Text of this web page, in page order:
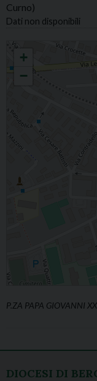
Curno)
Dati non disponibili
CURNO S.MARIA ASSUNTA
+
−
P.ZA PAPA GIOVANNI
DIOCESI DI